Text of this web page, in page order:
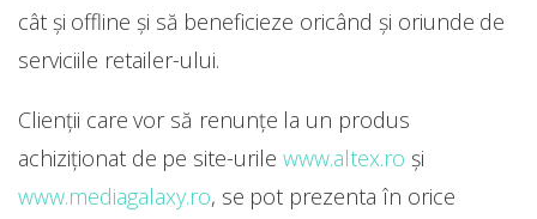
cât şi offline şi să beneficieze oricând şi oriunde de
serviciile retailer-ului.
Clienţii care vor să renunţe la un produs
achiziţionat de pe site-urile www.altex.ro şi
www.mediagalaxy.ro, se pot prezenta în orice